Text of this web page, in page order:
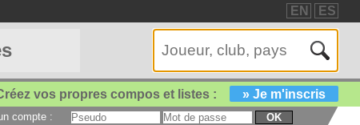
EN ES
vos propres compos et listes : » Je m'inscris
compte : OK